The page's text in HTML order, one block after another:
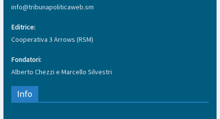
info@tribunapoliticaweb.sm
Editrice:
Cooperativa 3 Arrows (RSM)
Fondatori:
Alberto Chezzi e Marcello Silvestri
Info